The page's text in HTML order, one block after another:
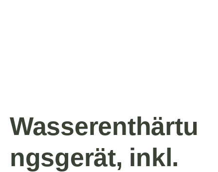
Wasserenthärtu
ngsgerät, inkl.